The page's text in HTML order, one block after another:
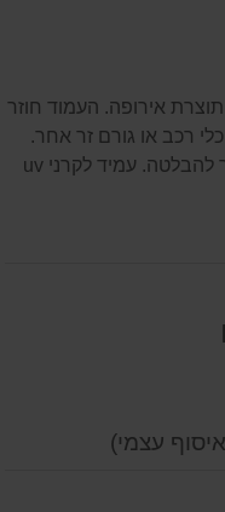
30 ס"מ פרימיום תוצרת אירופה. העמוד חוזר
רכב או גורם זר אחר.
צבע כתום בוהק כולל פס מחזיר אור זוהר להבלטה. עמיד לקרני uv
עצמי)